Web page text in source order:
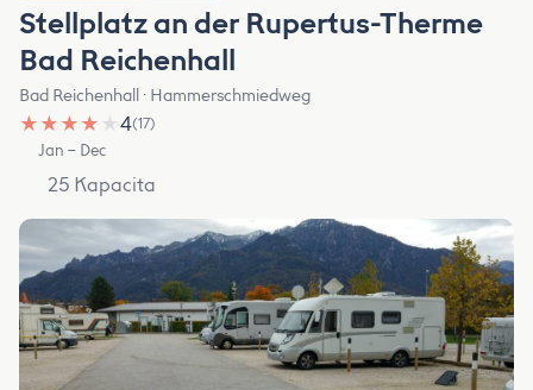
Stellplatz an der Rupertus-Therme
Bad Reichenhall
Bad Reichenhall · Hammerschmiedweg
★ ★ ★ ★ ★4(17)
Jan – Dec
25 Kapacita